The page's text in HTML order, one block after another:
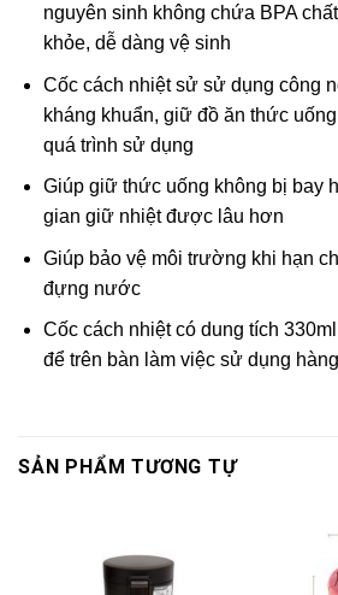
nguyên sinh không chứa BPA
khỏe, dễ dàng vệ sinh
Cốc cách nhiệt sử sử dụng công
kháng khuẩn, giữ đồ ăn thức
quá trình sử dụng
Giúp giữ thức uống không bị bay
gian giữ nhiệt được lâu hơn
Giúp bảo vệ môi trường khi hạn
đựng nước
Cốc cách nhiệt có dung tích
để trên bàn làm việc sử dụng
SẢN PHẨM TƯƠNG TỰ